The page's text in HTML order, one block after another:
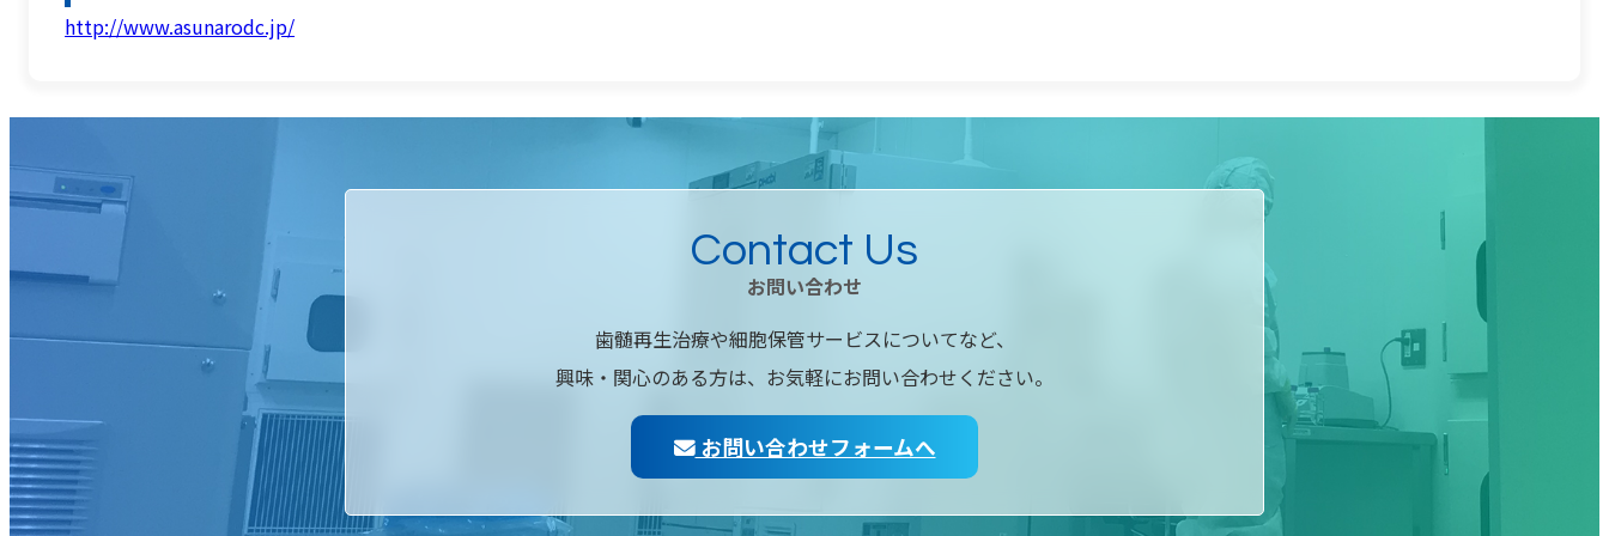
http://www.asunarodc.jp/
Contact Us
お問い合わせ
歯髄再生治療や細胞保管サービスについてなど、
興味・関心のある方は、お気軽にお問い合わせください。
お問い合わせフォームへ